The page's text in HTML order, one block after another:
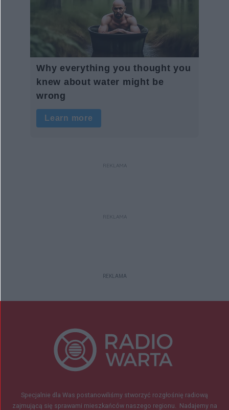
REKLAMA
REKLAMA
REKLAMA
Specjalnie dla Was postanowiliśmy stworzyć rozgłośnię radiową
zajmującą się sprawami mieszkańców naszego regionu. Nadajemy na